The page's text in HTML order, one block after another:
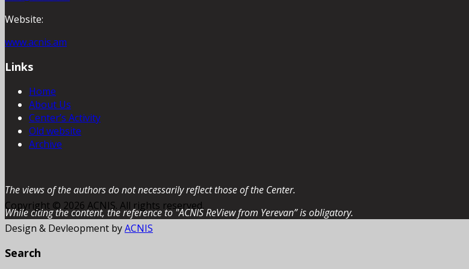
Website:
www.acnis.am
Links
Home
About Us
Center’s Activity
Old website
Archive
The views of the authors do not necessarily reflect those of the Center.
While citing the content, the reference to "ACNIS ReView from Yerevan” is obligatory.
Copyright © 2026 ACNIS. All rights reserved.
Design & Devleopment byACNIS
Search